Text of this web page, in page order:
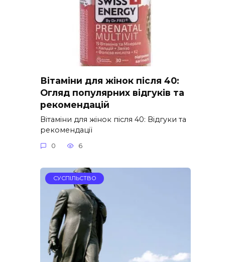
Вітаміни для жінок після 40:
Огляд популярних відгуків та
рекомендацій
Вітаміни для жінок після 40: Відгуки та
рекомендації
0 6
СУСПІЛЬСТВО